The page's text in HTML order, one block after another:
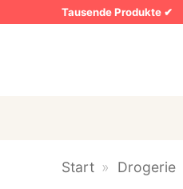
Tausende Produkte ✔
Start » Drogerie